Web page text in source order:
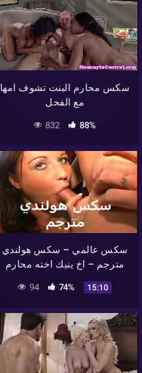
سكس محارم البنت تشوف امها
مع الفحل
832 88%
سكس عالمي – سكس هولندي
مترجم – اخ ينيك اخته محارم
94 74% 15:10